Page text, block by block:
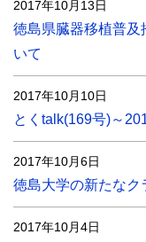
2017年10月13日
徳島県臓器移植普及
いて
2017年10月10日
とくtalk(169号)～
2017年10月6日
徳島大学の新たなク
2017年10月4日